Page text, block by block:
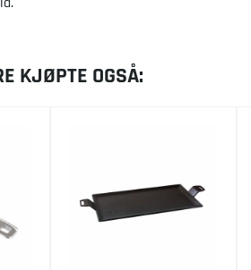
KJØPTE OGSÅ: